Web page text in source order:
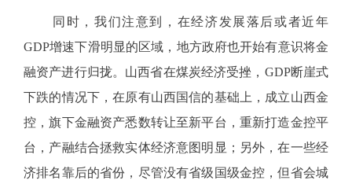
同时，我们注意到，在经济发展落后或者近年
GDP增速下滑明显的区域，地方政府也开始有意识将金
融资产进行归拢。山西省在煤炭经济受挫，GDP断崖式
下跌的情况下，在原有山西国信的基础上，成立山西金
控，旗下金融资产悉数转让至新平台，重新打造金控平
台，产融结合拯救实体经济意图明显；另外，在一些经
济排名靠后的省份，尽管没有省级国级金控，但省会城